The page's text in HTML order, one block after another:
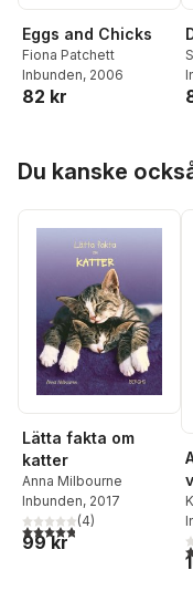
Eggs and Chicks
Fiona Patchett
Inbunden, 2006
82 kr
Du kanske
Lätta fakta om
katter
Anna Milbourne
Inbunden, 2017
4,8utav 5 stjärnor. Totalt
(4)
99 kr